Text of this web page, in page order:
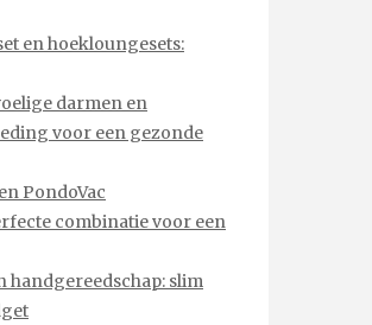
en hoekloungesets:
darmen en
voor een gezonde
PondoVac
combinatie voor een
handgereedschap: slim